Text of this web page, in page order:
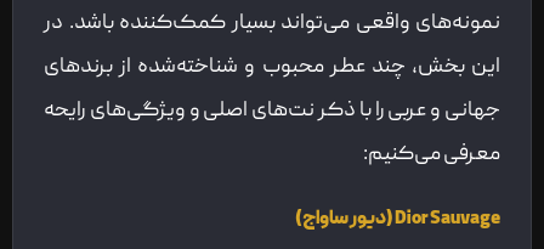
نمونه‌های واقعی می‌تواند بسیار کمک‌کننده باشد. در
این بخش، چند عطر محبوب و شناخته‌شده از برندهای
جهانی و عربی را با ذکر نت‌های اصلی و ویژگی‌های رایحه
معرفی می‌کنیم:
Dior Sauvage (دیور ساواج)